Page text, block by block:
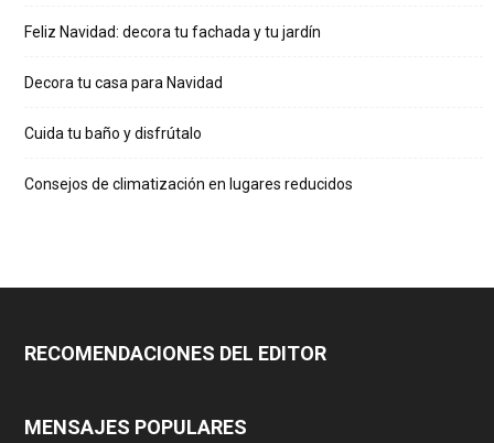
Feliz Navidad: decora tu fachada y tu jardín
Decora tu casa para Navidad
Cuida tu baño y disfrútalo
Consejos de climatización en lugares reducidos
RECOMENDACIONES DEL EDITOR
MENSAJES POPULARES